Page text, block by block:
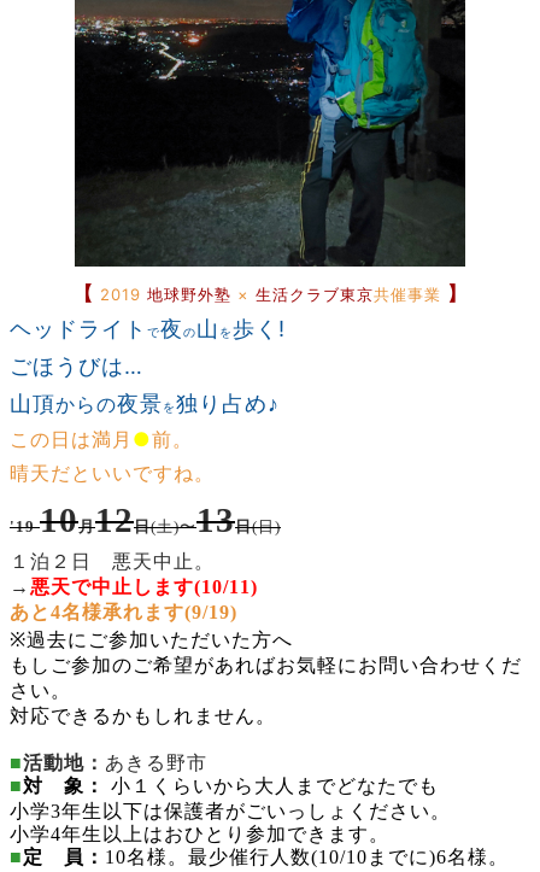
【 2019 地球野外塾 × 生活クラブ東京共催事業 】
ヘッドライト で夜の山 を歩く!
ごほうびは…
山頂からの夜景を独り占め♪
この日は満月 ●前。
晴天だといいですね。
'1910月12日(土)〜13日(日)
１泊２日 悪天中止。
→ 悪天で中止します(10/11)
あと4名様承れます(9/19)
※過去にご参加いただいた方へ
もしご参加のご希望があればお気軽にお問い合わせくだ
さい。
対応できるかもしれません。
■活動地： あきる野市
■対 象： 小１くらいから大人までどなたでも
小学3年生以下は保護者がごいっしょください。
小学4年生以上はおひとり参加できます。
■定 員： 10名様。 最少催行人数(10/10までに)6名様。